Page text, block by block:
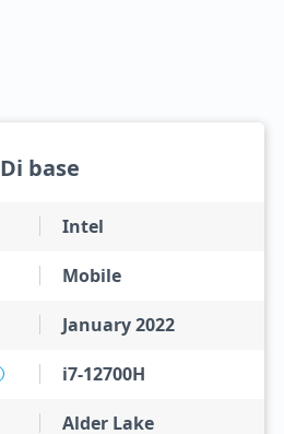
Di base
Intel
Mobile
January 2022
i7-12700H
Alder Lake